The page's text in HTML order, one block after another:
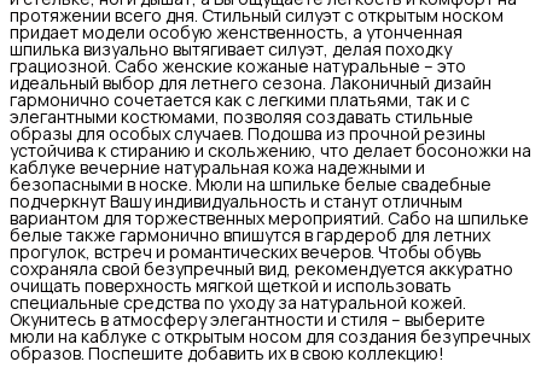
протяжении всего дня. Стильный силуэт с открытым носком
придает модели особую женственность, а утонченная
шпилька визуально вытягивает силуэт, делая походку
грациозной. Сабо женские кожаные натуральные – это
идеальный выбор для летнего сезона. Лаконичный дизайн
гармонично сочетается как с легкими платьями, так и с
элегантными костюмами, позволяя создавать стильные
образы для особых случаев. Подошва из прочной резины
устойчива к стиранию и скольжению, что делает босоножки на
каблуке вечерние натуральная кожа надежными и
безопасными в носке. Мюли на шпильке белые свадебные
подчеркнут Вашу индивидуальность и станут отличным
вариантом для торжественных мероприятий. Сабо на шпильке
белые также гармонично впишутся в гардероб для летних
прогулок, встреч и романтических вечеров. Чтобы обувь
сохраняла свой безупречный вид, рекомендуется аккуратно
очищать поверхность мягкой щеткой и использовать
специальные средства по уходу за натуральной кожей.
Окунитесь в атмосферу элегантности и стиля – выберите
мюли на каблуке с открытым носом для создания безупречных
образов. Поспешите добавить их в свою коллекцию!